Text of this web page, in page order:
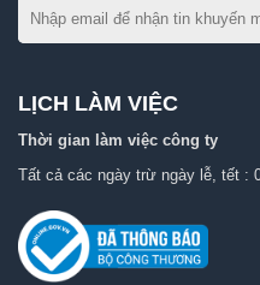
LỊCH LÀM VIỆC
Thời gian làm việc công ty
Tất cả các ngày trừ ngày lễ, tết :